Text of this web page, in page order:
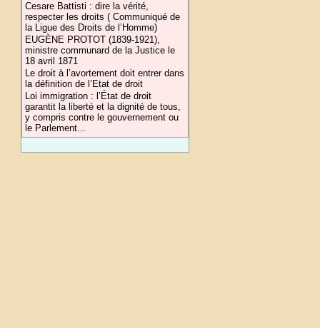
Cesare Battisti : dire la vérité,
respecter les droits ( Communiqué de
la Ligue des Droits de l’Homme)
EUGÈNE PROTOT (1839-1921),
ministre communard de la Justice le
18 avril 1871
Le droit à l’avortement doit entrer dans
la définition de l’Etat de droit
Loi immigration : l’État de droit
garantit la liberté et la dignité de tous,
y compris contre le gouvernement ou
le Parlement...